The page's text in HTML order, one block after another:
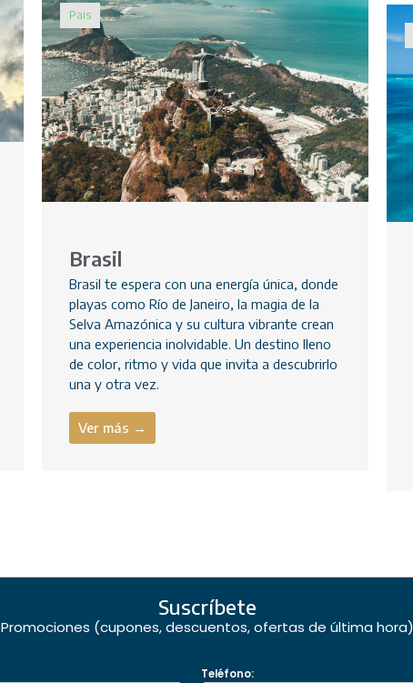
Pais
Brasil
Brasil te espera con una energía única, donde
playas como Río de Janeiro, la magia de la
Selva Amazónica y su cultura vibrante crean
una experiencia inolvidable. Un destino lleno
de color, ritmo y vida que invita a descubrirlo
una y otra vez.
Ver más →
Suscríbete
Promociones (cupones, descuentos, ofertas de última hora)
Teléfono: